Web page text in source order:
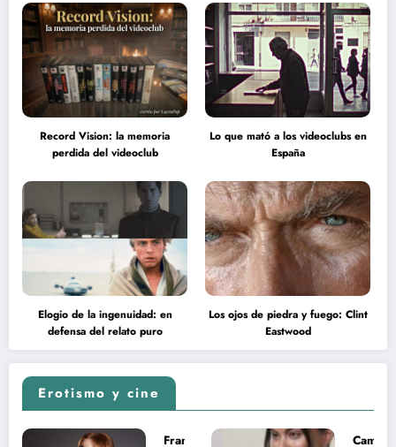
Record Vision: la memoria
perdida del videoclub
Lo que mató a los videoclubs en
España
Elogio de la ingenuidad: en
defensa del relato puro
Los ojos de piedra y fuego: Clint
Eastwood
Erotismo y cine
Francesca
Camila